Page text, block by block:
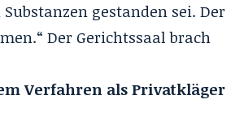
gestanden sei. Der
Der Gerichtssaal brach
Verfahren als Privatkläger